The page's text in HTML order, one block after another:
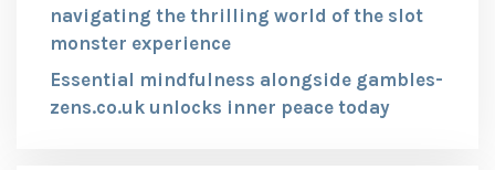
navigating the thrilling world of the slot
monster experience
Essential mindfulness alongside gambles-
zens.co.uk unlocks inner peace today